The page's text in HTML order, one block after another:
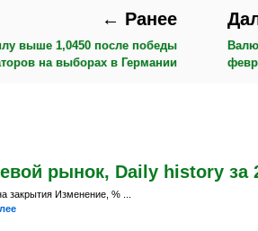
← Ранее
выше 1,0450 после победы
на выборах в Германии
рынок, Daily history за
закрытия Изменение, % ...